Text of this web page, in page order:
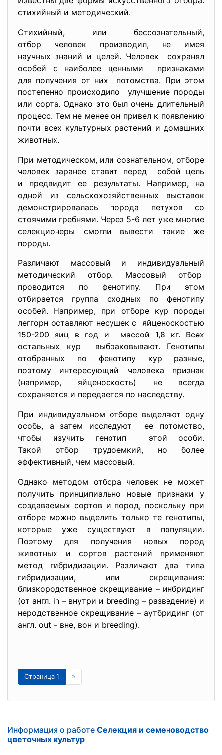
стихийный и методический.
Стихийный, или бессознательный,
отбор человек производил, не имея
научных знаний и целей. Человек сохранял
особей с наиболее ценными признаками
для получения от них потомства. При этом
постепенно происходило улучшение породы
или сорта. Однако это был очень длительный
процесс. Тем не менее он привел к появлению
почти всех культурных растений и домашних
животных.
При методическом, или сознательном, отборе
человек заранее ставит перед собой цель
и предвидит ее результаты. Например, на
одной из сельскохозяйственных выставок
демонстрировалась порода петухов со
стоячими гребнями. Через 5-6 лет уже многие
селекционеры смогли вывести такие же
породы.
Различают массовый и индивидуальный
методический отбор. Массовый отбор
проводится по фенотипу. При этом
отбирается группа сходных по фенотипу
особей. Например, при отборе кур породы
леггорн оставляют несушек с яйценоскостью
150-200 яиц в год и массой 1,8 кг. Всех
остальных кур выбраковывают. Генотипы
отобранных по фенотипу кур разные,
поэтому интересующий человека признак
(например, яйценоскость) не всегда
сохраняется и передается по наследству.
При индивидуальном отборе выделяют одну
особь, а затем исследуют ее потомство,
чтобы изучить генотип этой особи.
Такой отбор трудоемкий, но более
эффективный, чем массовый.
Однако методом отбора человек не может
получить принципиально новые признаки у
создаваемых сортов и пород, поскольку при
отборе можно выделить только те генотипы,
которые уже существуют в популяции.
Поэтому для получения новых пород
животных и сортов растений применяют
метод гибридизации. Различают два типа
гибридизации, или скрещивания:
близкородственное скрещивание – инбридинг
(от англ. in – внутри и breeding – разведение) и
неродственное скрещивание – аутбридинг (от
англ. out – вне, вон и breeding).
Страница 1 »
Информация о работе Селекция и семеноводство
цветочных культур